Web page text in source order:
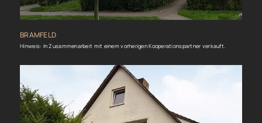
BRAMFELD
Hinweis: In Zusammenarbeit mit einem vorherigen Kooperationspartner verkauft.